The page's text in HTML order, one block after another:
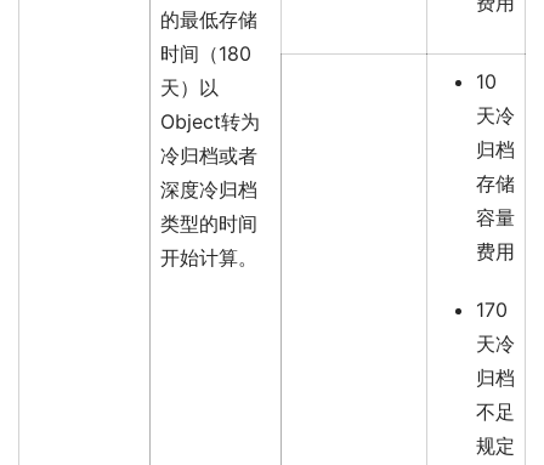
的最低存储
时间（180
天）以
Object转为
冷归档或者
深度冷归档
类型的时间
开始计算。
10
天冷
归档
存储
容量
费用
170
天冷
归档
不足
规定